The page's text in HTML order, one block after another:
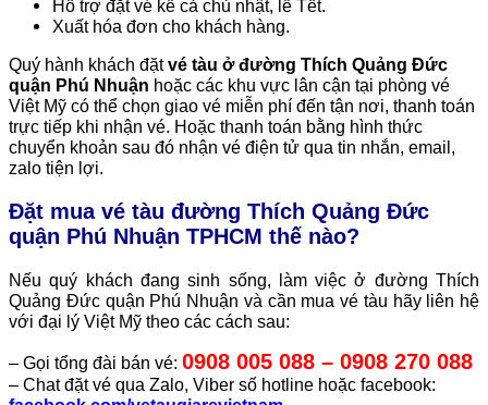
Hỗ trợ đặt vé kể cả chủ nhật, lễ Tết.
Xuất hóa đơn cho khách hàng.
Quý hành khách đặtvé tàu ở đường Thích Quảng Đức
quận Phú Nhuận hoặc các khu vực lân cận tại phòng vé
Việt Mỹ có thể chọn giao vé miễn phí đến tận nơi, thanh toán
trực tiếp khi nhận vé. Hoặc thanh toán bằng hình thức
chuyển khoản sau đó nhận vé điện tử qua tin nhắn, email,
zalo tiện lợi.
Đặt mua vé tàu đường Thích Quảng Đức
quận Phú Nhuận TPHCM thế nào?
Nếu quý khách đang sinh sống, làm việc ở đường Thích
Quảng Đức quận Phú Nhuận và cần mua vé tàu hãy liên hệ
với đại lý Việt Mỹ theo các cách sau:
– Gọi tổng đài bán vé: 0908 005 088 – 0908 270 088
– Chat đặt vé qua Zalo, Viber số hotline hoặc facebook: